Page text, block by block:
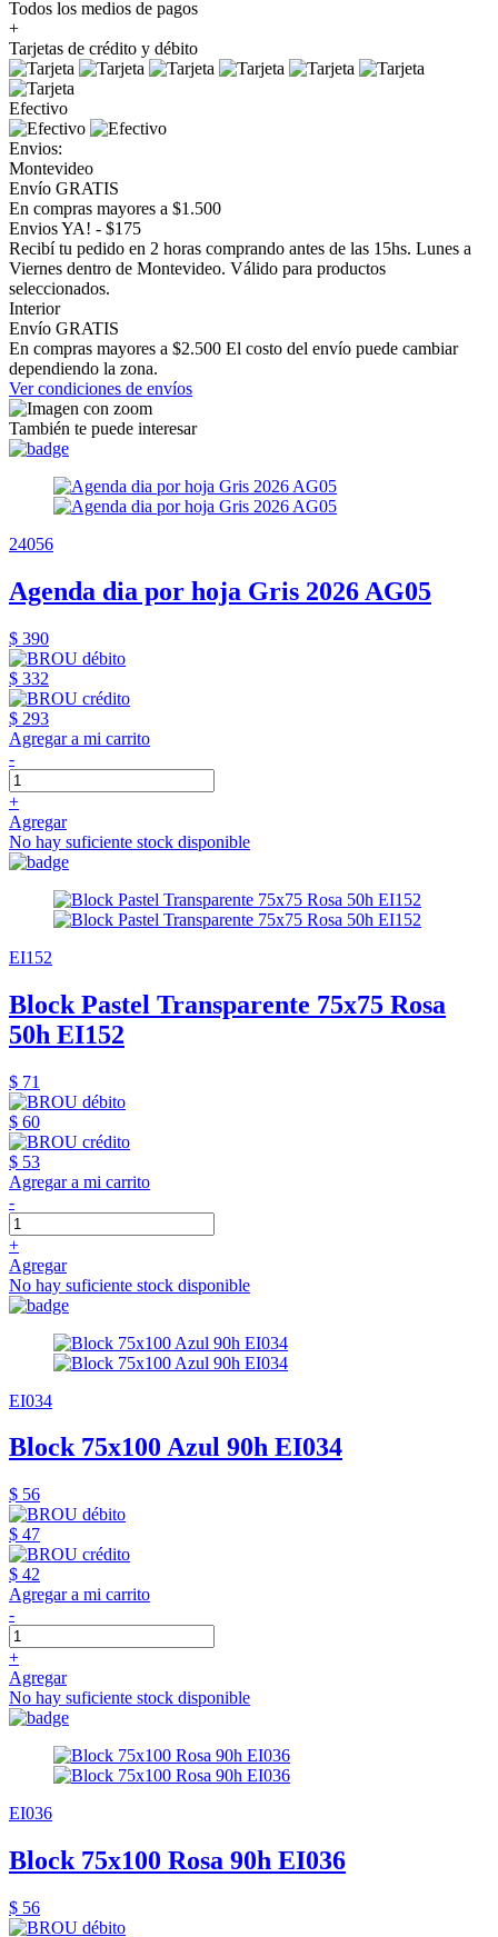
Todos los medios de pagos
+
Tarjetas de crédito y débito
Efectivo
Envios:
Montevideo
Envío GRATIS
En compras mayores a $1.500
Envios YA! - $175
Recibí tu pedido en 2 horas comprando antes de las 15hs. Lunes a
Viernes dentro de Montevideo. Válido para productos
seleccionados.
Interior
Envío GRATIS
En compras mayores a $2.500 El costo del envío puede cambiar
dependiendo la zona.
Ver condiciones de envíos
También te puede interesar
24056
Agenda dia por hoja Gris 2026 AG05
$ 390
$ 332
$ 293
Agregar a mi carrito
-
+
Agregar
No hay suficiente stock disponible
EI152
Block Pastel Transparente 75x75 Rosa
50h EI152
$ 71
$ 60
$ 53
Agregar a mi carrito
-
+
Agregar
No hay suficiente stock disponible
EI034
Block 75x100 Azul 90h EI034
$ 56
$ 47
$ 42
Agregar a mi carrito
-
+
Agregar
No hay suficiente stock disponible
EI036
Block 75x100 Rosa 90h EI036
$ 56